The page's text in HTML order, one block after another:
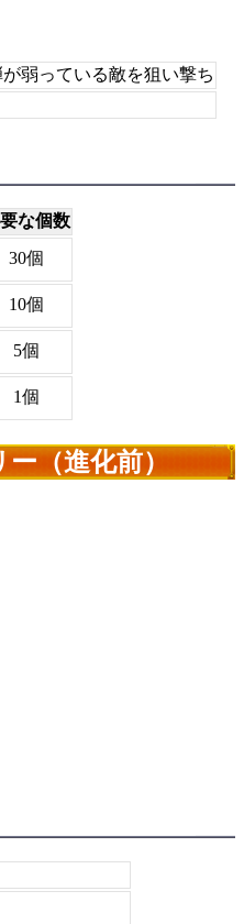
弱っている敵を狙い撃ち
な個数
30個
10個
5個
1個
（進化前）